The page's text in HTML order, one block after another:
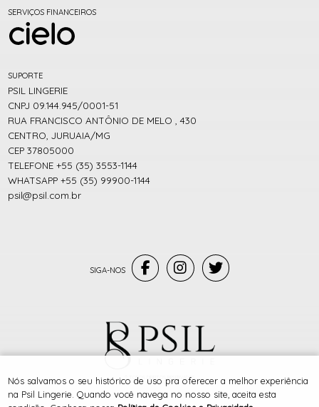
SERVIÇOS FINANCEIROS
SUPORTE
PSIL LINGERIE
CNPJ 09.144.945/0001-51
RUA FRANCISCO ANTÔNIO DE MELO , 430
CENTRO, JURUAIA/MG
CEP 37805000
TELEFONE +55 (35) 3553-1144
WHATSAPP +55 (35) 99900-1144
psil@psil.com.br
® TODOS DIREITOS RESERVADOS
Nós salvamos o seu histórico de uso pra oferecer a melhor experiência
na Psil Lingerie. Quando você navega no nosso site, aceita esta